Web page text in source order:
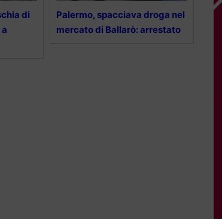
di
Palermo, spacciava droga nel
mercato di Ballarò: arrestato